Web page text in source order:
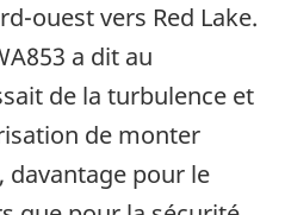
ouest vers Red Lake.
a dit au
de la turbulence et
de monter
davantage pour le